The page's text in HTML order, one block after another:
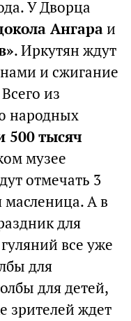
У Дворца
Ангараи
. Иркутян ждут
и сжигание
из
народных
500 тысяч
музее
отмечать 3
масленица. А в
для
все уже
для
для детей,
зрителей ждет